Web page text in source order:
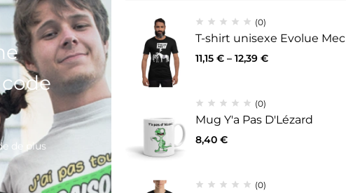
de plus
(0)
T-shirt unisexe Evolue Mec
11,15 € – 12,39 €
(0)
Mug Y'a Pas D'Lézard
8,40 €
(0)